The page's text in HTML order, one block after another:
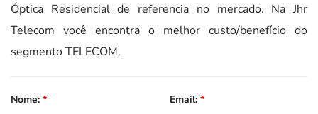
Óptica Residencial de referencia no mercado. Na Jhr
Telecom você encontra o melhor custo/benefício do
segmento TELECOM.
Nome: * Email: *